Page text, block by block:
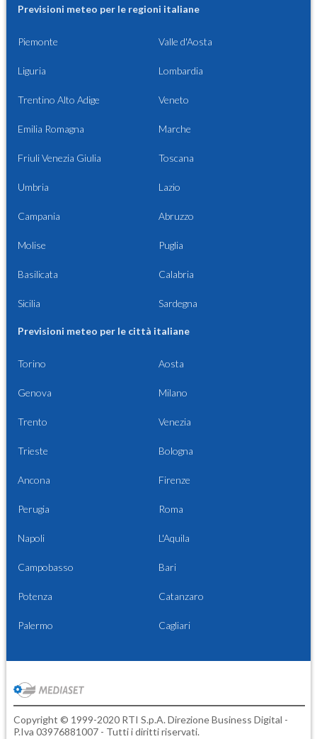
Previsioni meteo per le regioni italiane
Piemonte Valle d'Aosta
Liguria Lombardia
Trentino Alto Adige Veneto
Emilia Romagna Marche
Friuli Venezia Giulia Toscana
Umbria Lazio
Campania Abruzzo
Molise Puglia
Basilicata Calabria
Sicilia Sardegna
Previsioni meteo per le città italiane
Torino Aosta
Genova Milano
Trento Venezia
Trieste Bologna
Ancona Firenze
Perugia Roma
Napoli L'Aquila
Campobasso Bari
Potenza Catanzaro
Palermo Cagliari
Copyright © 1999-2020 RTI S.p.A. Direzione Business Digital -
P.Iva 03976881007 - Tutti i diritti riservati.